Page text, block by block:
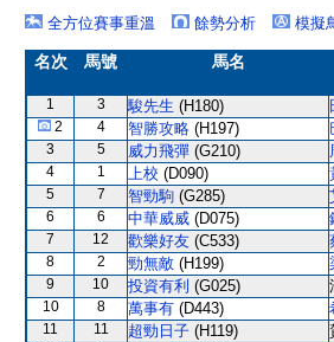
全方位賽事重溫
餘勢分析 模擬
名次 馬號 馬名
1 3 駿先生 (H180)
2 4 智勝攻略 (H197)
3 5 威力飛彈 (G210)
4 1 上校 (D090)
5 7 智勁駒 (G285)
6 6 中華威威 (D075)
7 12 歡樂好友 (C533)
8 2 勁無敵 (H199)
9 10 投資有利 (G025)
10 8 萬事有 (D443)
11 11 超勁日子 (H119)